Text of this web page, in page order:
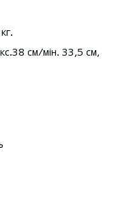
см/мін. 33,5 см,